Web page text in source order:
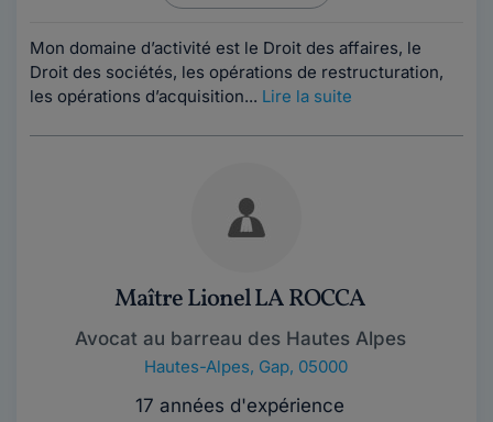
Mon domaine d’activité est le Droit des affaires, le
Droit des sociétés, les opérations de restructuration,
les opérations d’acquisition... Lire la suite
Maître Lionel LA ROCCA
Avocat au barreau des Hautes Alpes
Hautes-Alpes, Gap, 05000
17 années d'expérience